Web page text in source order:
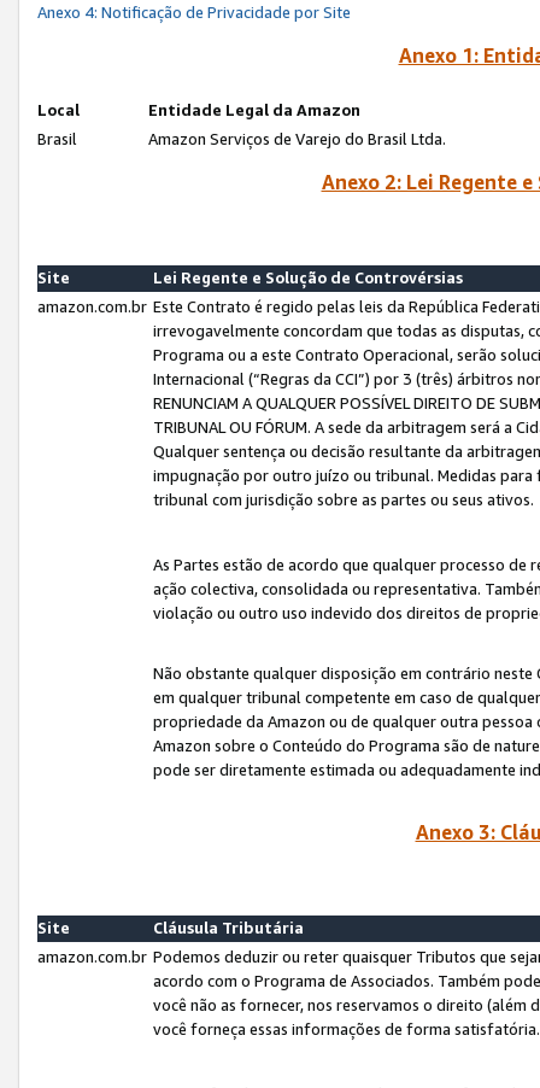
Anexo 4: Notificação de Privacidade por Site
Anexo 1:
Local
Entidade Legal da Amazon
Brasil
Amazon Serviços de Varejo do Brasil Ltda.
Anexo 2: Lei Regente
Site
Lei Regente e Solução de Controvérsias
amazon.com.br Este Contrato é regido pelas leis da República
irrevogavelmente concordam que todas as disputas,
Programa ou a este Contrato Operacional, serão
Internacional (“Regras da CCI”) por 3 (três) árbitros
RENUNCIAM A QUALQUER POSSÍVEL DIREITO DE
TRIBUNAL OU FÓRUM. A sede da arbitragem será a
Qualquer sentença ou decisão resultante da
impugnação por outro juízo ou tribunal. Medidas
tribunal com jurisdição sobre as partes ou seus ativos.
As Partes estão de acordo que qualquer processo
ação colectiva, consolidada ou representativa.
violação ou outro uso indevido dos direitos de
Não obstante qualquer disposição em contrário
em qualquer tribunal competente em caso de
propriedade da Amazon ou de qualquer outra
Amazon sobre o Conteúdo do Programa são de
pode ser diretamente estimada ou adequadamente
Anexo 3:
Site
Cláusula Tributária
amazon.com.br Podemos deduzir ou reter quaisquer Tributos que
acordo com o Programa de Associados. Também
você não as fornecer, nos reservamos o direito (além
você forneça essas informações de forma